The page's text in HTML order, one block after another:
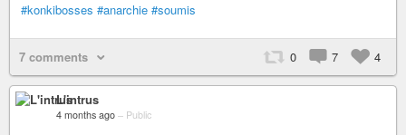
#konkibosses #anarchie #soumis
7 comments 0 7 4
L'intrus
4 months ago – Public